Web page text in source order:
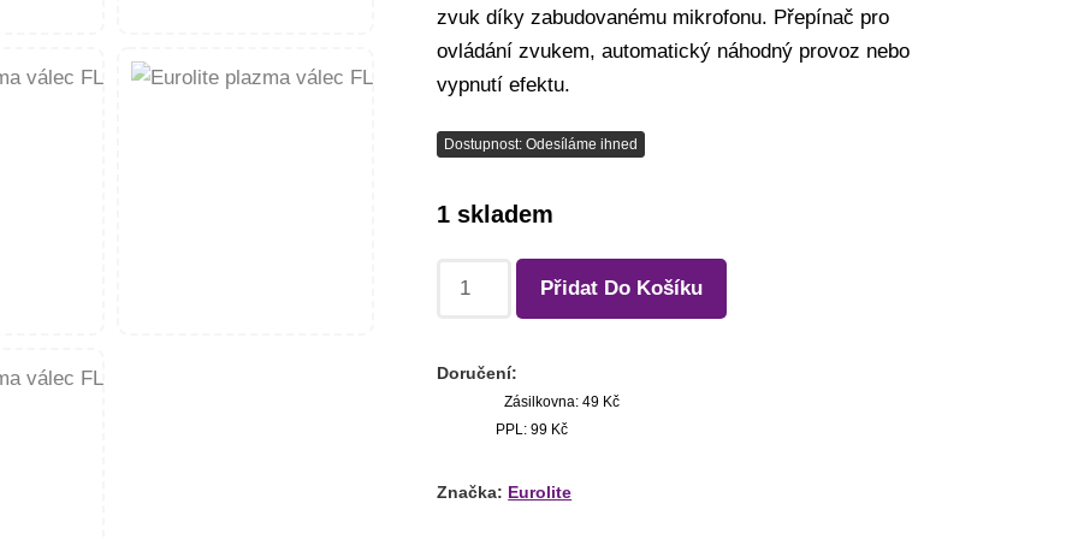
zvuk díky zabudovanému mikrofonu. Přepínač pro
ovládání zvukem, automatický náhodný provoz nebo
vypnutí efektu.
Dostupnost: Odesíláme ihned
1 skladem
Přidat Do Košíku
Doručení:
Zásilkovna: 49 Kč
PPL: 99 Kč
Značka: Eurolite